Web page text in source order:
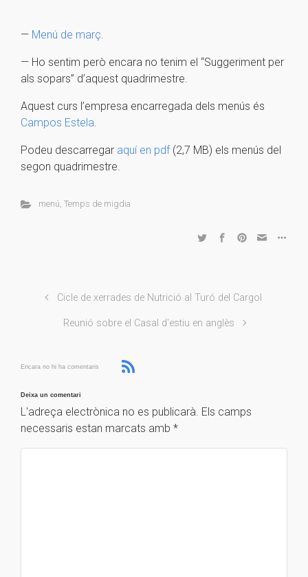
— Menú de març.
— Ho sentim però encara no tenim el “Suggeriment per
als sopars” d’aquest quadrimestre.
Aquest curs l’empresa encarregada dels menús és
Campos Estela.
Podeu descarregar aquí en pdf(2,7 MB) els menús del
segon quadrimestre.
menú, Temps de migdia
Cicle de xerrades de Nutrició al Turó del Cargol
Reunió sobre el Casal d'estiu en anglès
Encara no hi ha comentaris
Deixa un comentari
L'adreça electrònica no es publicarà. Els camps
necessaris estan marcats amb *